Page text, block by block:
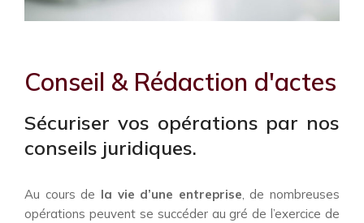
Conseil & Rédaction d'actes
Sécuriser vos opérations par nos
conseils juridiques.
Au cours de la vie d’une entreprise , de nombreuses
opérations peuvent se succéder au gré de l’exercice de